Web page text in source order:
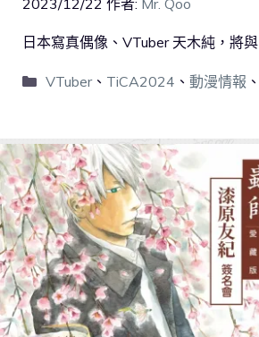
2023/12/22 作者: Mr. Qoo
日本寫真偶像、VTuber 天木純，將與
VTuber、 TiCA2024 、 動漫情報 、